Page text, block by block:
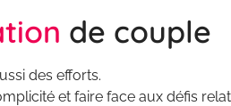
de couple
des efforts.
et faire face aux défis